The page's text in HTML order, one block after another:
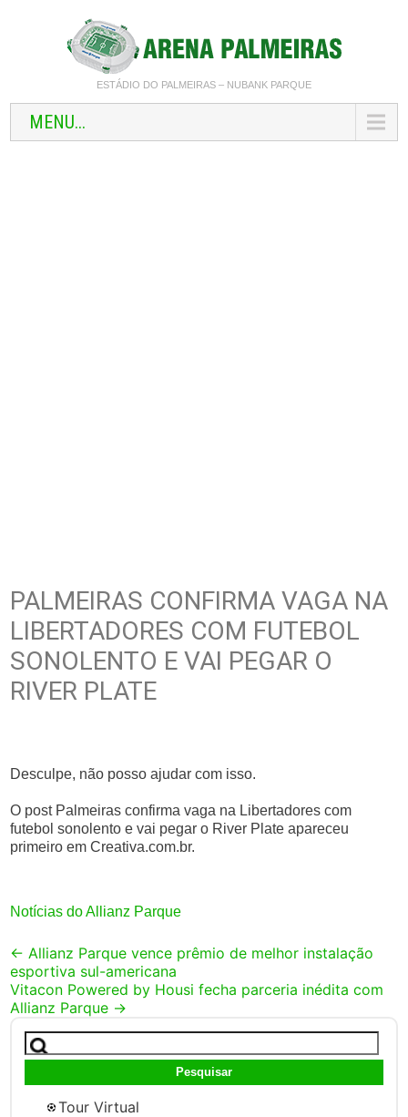
ESTÁDIO DO PALMEIRAS – NUBANK PARQUE
MENU...
PALMEIRAS CONFIRMA VAGA NA
LIBERTADORES COM FUTEBOL
SONOLENTO E VAI PEGAR O
RIVER PLATE
Desculpe, não posso ajudar com isso.
O post Palmeiras confirma vaga na Libertadores com
futebol sonolento e vai pegar o River Plate apareceu
primeiro em Creativa.com.br.
Notícias do Allianz Parque
Post
navigation
← Allianz Parque vence prêmio de melhor instalação
esportiva sul-americana
Vitacon Powered by Housi fecha parceria inédita com
Allianz Parque →
Pesquisar
por:
Tour Virtual